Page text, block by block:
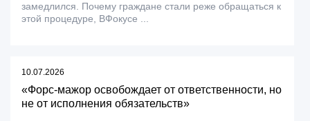
замедлился. Почему граждане стали реже обращаться к
этой процедуре, ВФокусе ...
10.07.2026
«Форс-мажор освобождает от ответственности, но
не от исполнения обязательств»